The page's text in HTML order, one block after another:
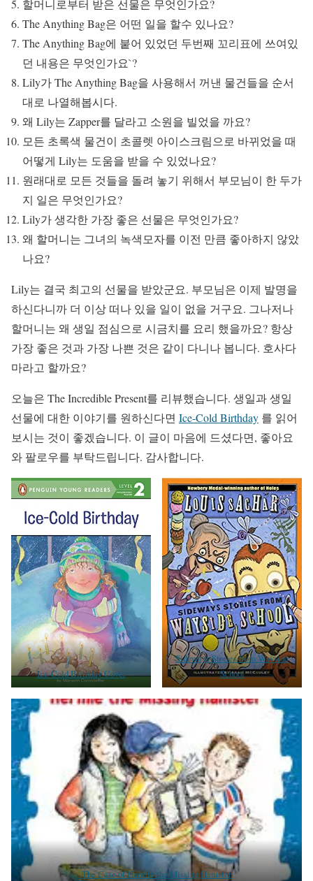
할머니로부터 받은 선물은 무엇인가요?
The Anything Bag은 어떤 일을 할수 있나요?
The Anything Bag에 붙어 있었던 두번째 꼬리표에 쓰여있
던 내용은 무엇인가요`?
Lily가 The Anything Bag을 사용해서 꺼낸 물건들을 순서
대로 나열해봅시다.
왜 Lily는 Zapper를 달라고 소원을 빌었을 까요?
모든 초록색 물건이 초콜렛 아이스크림으로 바뀌었을 때
어떻게 Lily는 도움을 받을 수 있었나요?
원래대로 모든 것들을 돌려 놓기 위해서 부모님이 한 두가
지 일은 무엇인가요?
Lily가 생각한 가장 좋은 선물은 무엇인가요?
왜 할머니는 그녀의 녹색모자를 이전 만큼 좋아하지 않았
나요?
Lily는 결국 최고의 선물을 받았군요. 부모님은 이제 발명을
하신다니까 더 이상 떠나 있을 일이 없을 거구요. 그나저나
할머니는 왜 생일 점심으로 시금치를 요리 했을까요? 항상
가장 좋은 것과 가장 나쁜 것은 같이 다니나 봅니다. 호사다
마라고 할까요?
오늘은 The Incredible Present를 리뷰했습니다. 생일과 생일
선물에 대한 이야기를 원하신다면 Ice-Cold Birthday 를 읽어
보시는 것이 좋겠습니다. 이 글이 마음에 드셨다면, 좋아요
와 팔로우를 부탁드립니다. 감사합니다.
Ice-Cold Birthday Cover
Sideways Stories from Wayside
School
The Case of Hermie the Missing Hamster